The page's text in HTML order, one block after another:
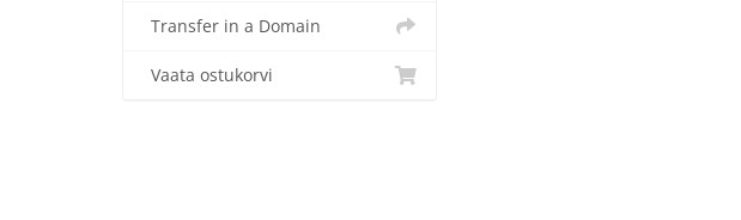
Transfer in a Domain
Vaata ostukorvi